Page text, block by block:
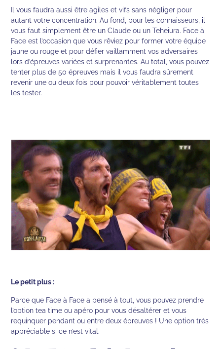
Il vous faudra aussi être agiles et vifs sans négliger pour
autant votre concentration. Au fond, pour les connaisseurs, il
vous faut simplement être un Claude ou un Teheiura. Face à
Face est l’occasion que vous rêviez pour former votre équipe
jaune ou rouge et pour défier vaillamment vos adversaires
lors d’épreuves variées et surprenantes. Au total, vous pouvez
tenter plus de 50 épreuves mais il vous faudra sûrement
revenir une ou deux fois pour pouvoir véritablement toutes
les tester.
Le petit plus :
Parce que Face à Face a pensé à tout, vous pouvez prendre
l’option tea time ou apéro pour vous désaltérer et vous
requinquer pendant ou entre deux épreuves ! Une option très
appréciable si ce n’est vital.